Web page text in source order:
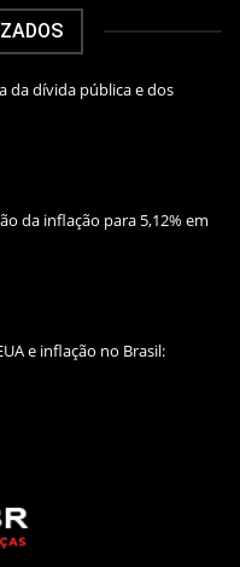
da dívida pública e dos
da inflação para 5,12% em
e inflação no Brasil: